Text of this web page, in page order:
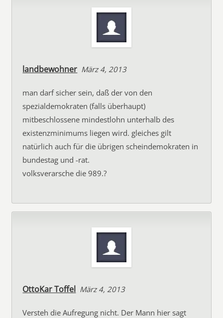
landbewohner März 4, 2013
man darf sicher sein, daß der von den
spezialdemokraten (falls überhaupt)
mitbeschlossene mindestlohn unterhalb des
existenzminimums liegen wird. gleiches gilt
natürlich auch für die übrigen scheindemokraten in
bundestag und -rat.
volksverarsche die 989.?
OttoKar Toffel März 4, 2013
Versteh die Aufregung nicht. Der Mann hier sagt